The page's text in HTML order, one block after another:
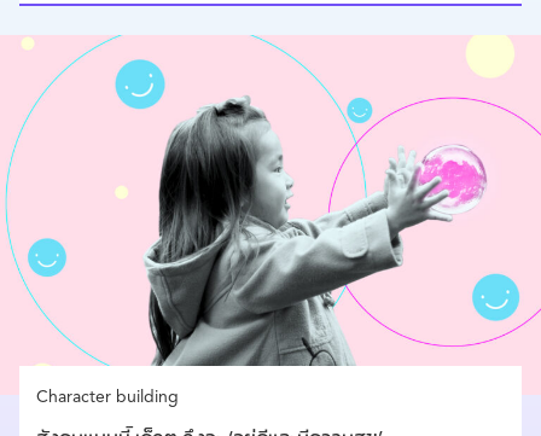
Character building